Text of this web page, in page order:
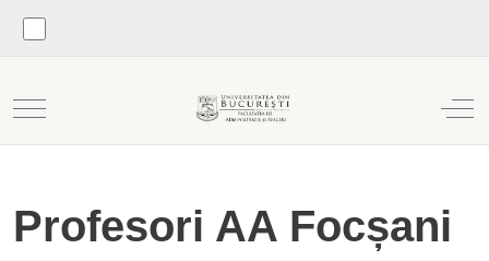
Mobile Menu Toggle Off-
Profesori AA Focșani